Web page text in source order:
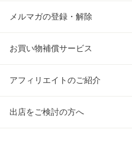
メルマガの登録・解除
お買い物補償サービス
アフィリエイトのご紹介
出店をご検討の方へ